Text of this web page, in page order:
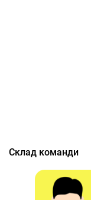
Склад команди